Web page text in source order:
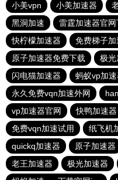
小美vpn
小美加速器
黑洞加速
雷霆加速器官网
快柠檬加速器
免费梯子
原子加速器免费下载
极光
闪电猫加速器
蚂蚁vp加
永久免费vqn加速外网
vp加速器官网
快鸭加速器
免费vqn加速试用
纸飞机
quickq加速器
原子加速器
老王加速器
极光加速器